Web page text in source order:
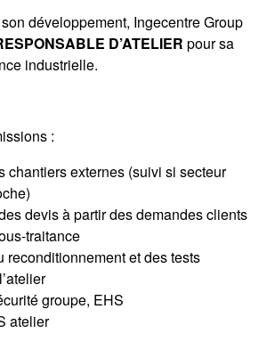
développement, Ingecentre Group
D’ATELIER pour sa
industrielle.
:
chantiers externes (suivi si secteur
devis à partir des demandes clients
traitance
et des tests
groupe, EHS
atelier